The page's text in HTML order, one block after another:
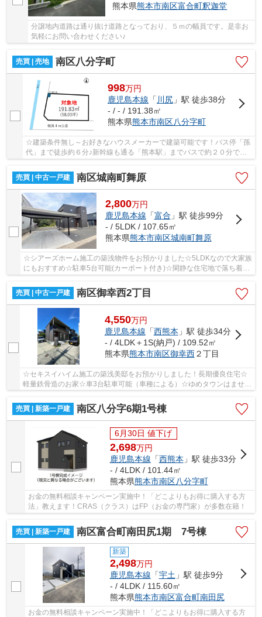
熊本県熊本市南区富合町釈迦堂
分譲地内道路は通り抜け道路となっており、５ｍの幅員です。是非お
気軽にお問い合わせください♪
売買 | 売地 南区八分字町
998万円
鹿児島本線 「 川尻」駅 徒歩38分
- / - / 191.38㎡
熊本県熊本市南区八分字町
☆建築条件無し～お好きなハウスメーカーで建築可能です！バス停「孫
代」まで徒歩約６分♪新幹線も通る「熊本駅」までバスで約２０分で通
売買 | 中古一戸建
南区城南町舞原
2,800万円
鹿児島本線 「富合 」駅 徒歩99分
- / 5LDK / 107.65㎡
熊本県熊本市南区城南町舞原
☆シアーズホーム施工の築浅物件をお預かりました☆5LDKなので大家族
にもおすすめ☆駐車5台可能(カーポート付き)☆閑静な住宅地で落ち着い
た暮らしが出来ます☆隈庄小・下益城城南中☆
売買 | 中古一戸建
南区御幸西2丁目
4,550万円
鹿児島本線 「西熊本 」駅 徒歩34分
- / 4LDK＋1S(納戸) / 109.52㎡
熊本県熊本市南区御幸西２丁目
☆セキスイハイム施工の築浅美邸をお預かりしました！長期優良住宅☆
軽量鉄骨造のお家☆車3台駐車可能（車種による）☆ゆめタウンはません
売買 | 新築一戸建
南区八分字6期1号棟
6月30日 値下げ
2,698万円
鹿児島本線 「西熊本 」駅 徒歩33分
- / 4LDK / 101.44㎡
熊本県熊本市南区八分字町
お金の無料相談キャンペーン実施中！「どこよりもお得に購入する方
法」教えます！CRAS（クラス）はFP（お金の専門家）が多数在籍！
売買 | 新築一戸建 南区富合町南田尻1期 7号棟
新築
2,498万円
鹿児島本線 「宇土 」駅 徒歩9分
- / 4LDK / 115.60㎡
熊本県熊本市南区富合町南田尻
お金の無料相談キャンペーン実施中！「どこよりもお得に購入する方